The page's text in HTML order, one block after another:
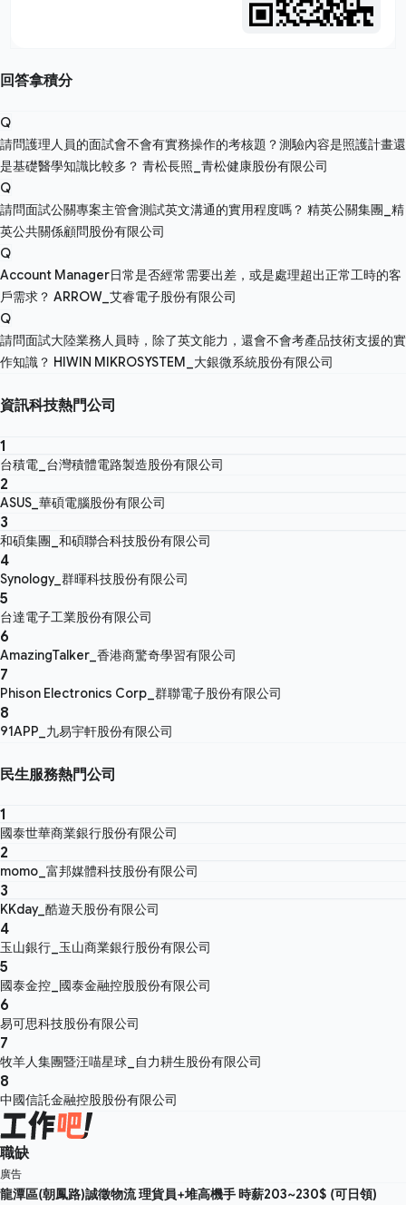
回答拿積分
Q
請問護理人員的面試會不會有實務操作的考核題？測驗內容是照護計畫還
是基礎醫學知識比較多？ 青松長照_青松健康股份有限公司
Q
請問面試公關專案主管會測試英文溝通的實用程度嗎？ 精英公關集團_精
英公共關係顧問股份有限公司
Q
Account Manager日常是否經常需要出差，或是處理超出正常工時的客
戶需求？ ARROW_艾睿電子股份有限公司
Q
請問面試大陸業務人員時，除了英文能力，還會不會考產品技術支援的實
作知識？ HIWIN MIKROSYSTEM_大銀微系統股份有限公司
資訊科技熱門公司
1
台積電_台灣積體電路製造股份有限公司
2
ASUS_華碩電腦股份有限公司
3
和碩集團_和碩聯合科技股份有限公司
4
Synology_群暉科技股份有限公司
5
台達電子工業股份有限公司
6
AmazingTalker_香港商驚奇學習有限公司
7
Phison Electronics Corp_群聯電子股份有限公司
8
91APP_九易宇軒股份有限公司
民生服務熱門公司
1
國泰世華商業銀行股份有限公司
2
momo_富邦媒體科技股份有限公司
3
KKday_酷遊天股份有限公司
4
玉山銀行_玉山商業銀行股份有限公司
5
國泰金控_國泰金融控股股份有限公司
6
易可思科技股份有限公司
7
牧羊人集團暨汪喵星球_自力耕生股份有限公司
8
中國信託金融控股股份有限公司
職缺
廣告
龍潭區(朝鳳路)誠徵物流 理貨員+堆高機手 時薪203~230$ (可日領)